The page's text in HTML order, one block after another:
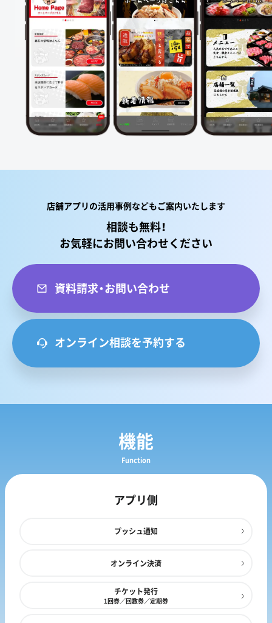
店舗アプリの活用事例などもご案内いたします
相談も無料！
お気軽にお問い合わせください
資料請求・お問い合わせ
オンライン相談を予約する
機能
Function
アプリ側
プッシュ通知
オンライン決済
チケット発行
1回券／回数券／定期券